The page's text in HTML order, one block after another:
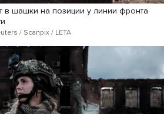
шашки на позиции у линии фронта
/ Scanpix / LETA